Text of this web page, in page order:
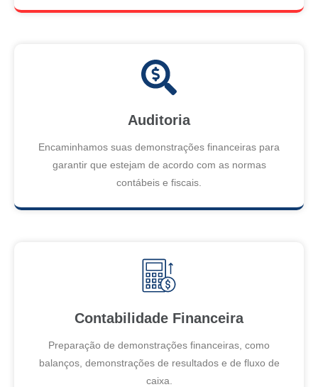
Auditoria
Encaminhamos suas demonstrações financeiras para
garantir que estejam de acordo com as normas
contábeis e fiscais.
Contabilidade Financeira
Preparação de demonstrações financeiras, como
balanços, demonstrações de resultados e de fluxo de
caixa.